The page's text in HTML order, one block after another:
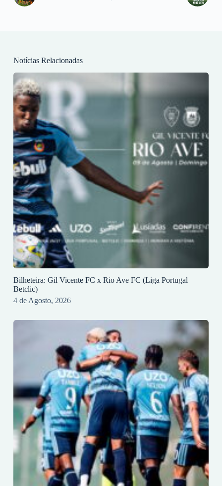
Notícias Relacionadas
Bilheteira: Gil Vicente FC x Rio Ave FC (Liga Portugal
Betclic)
4 de Agosto, 2026